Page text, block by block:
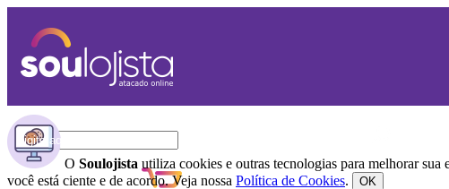
O Soulojista utiliza cookies e outras tecnologias para melhorar
você está ciente e de acordo. Veja nossa Política de Cookies. OK